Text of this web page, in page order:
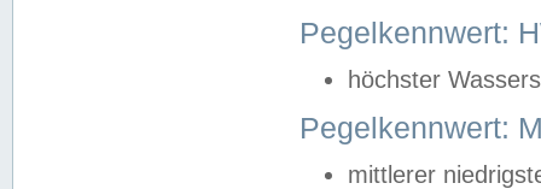
Pegelkennwert:
höchster
Pegelkennwert:
mittlerer